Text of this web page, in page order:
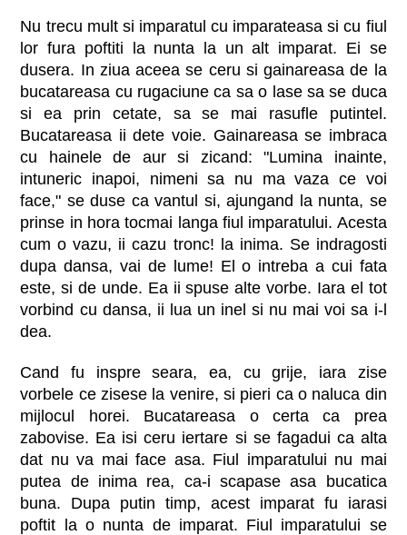
Nu trecu mult si imparatul cu imparateasa si cu fiul
lor fura poftiti la nunta la un alt imparat. Ei se
dusera. In ziua aceea se ceru si gainareasa de la
bucatareasa cu rugaciune ca sa o lase sa se duca
si ea prin cetate, sa se mai rasufle putintel.
Bucatareasa ii dete voie. Gainareasa se imbraca
cu hainele de aur si zicand: "Lumina inainte,
intuneric inapoi, nimeni sa nu ma vaza ce voi
face," se duse ca vantul si, ajungand la nunta, se
prinse in hora tocmai langa fiul imparatului. Acesta
cum o vazu, ii cazu tronc! la inima. Se indragosti
dupa dansa, vai de lume! El o intreba a cui fata
este, si de unde. Ea ii spuse alte vorbe. Iara el tot
vorbind cu dansa, ii lua un inel si nu mai voi sa i-l
dea.
Cand fu inspre seara, ea, cu grije, iara zise
vorbele ce zisese la venire, si pieri ca o naluca din
mijlocul horei. Bucatareasa o certa ca prea
zabovise. Ea isi ceru iertare si se fagadui ca alta
dat nu va mai face asa. Fiul imparatului nu mai
putea de inima rea, ca-i scapase asa bucatica
buna. Dupa putin timp, acest imparat fu iarasi
poftit la o nunta de imparat. Fiul imparatului se